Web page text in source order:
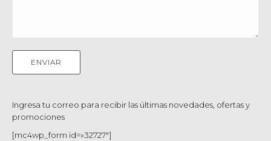
Ingresa tu correo para recibir las últimas novedades, ofertas y
promociones
[mc4wp_form id=»32727″]